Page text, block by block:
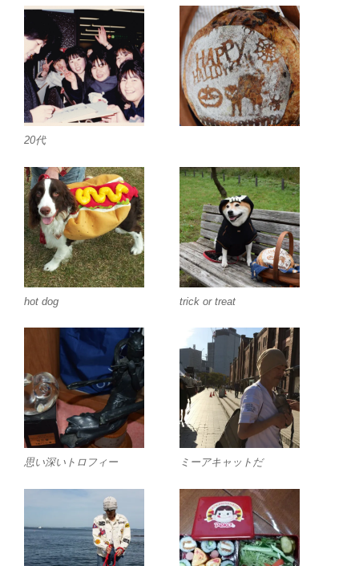
20代
hot dog trick or treat
思い深いトロフィー ミーアキャットだ